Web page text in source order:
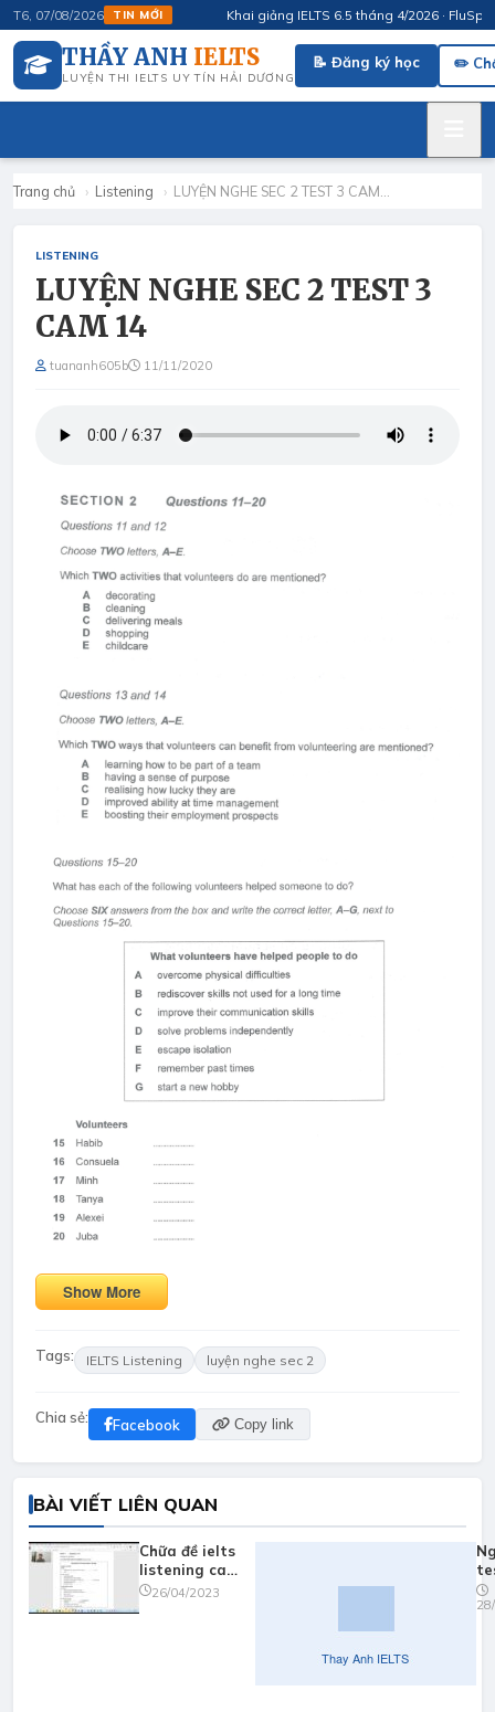
T6, 07/08/2026 TIN MỚI Khai giảng IELTS 6.5 tháng 4/2026 ·
THẦY ANH IELTS
LUYỆN THI IELTS UY TÍN HẢI DƯƠNG
📝 Đăng ký học ✏️
Trang chủ › Listening › LUYỆN NGHE SEC 2 TEST 3 CAM…
LISTENING
LUYỆN NGHE SEC 2 TEST 3
CAM 14
tuananh605b 11/11/2020
Show More
Tags: IELTS Listening luyện nghe sec 2
Chia sẻ: Facebook Copy link
BÀI VIẾT LIÊN QUAN
Chữa đề ielts
listening cam
17 test 1
26/04/2023